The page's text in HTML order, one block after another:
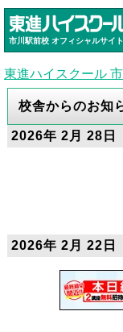
市川駅前校 オフィシャルサイト
東進ハイスクール
校舎からのお知
2026年 2月 28
2026年 2月 22日